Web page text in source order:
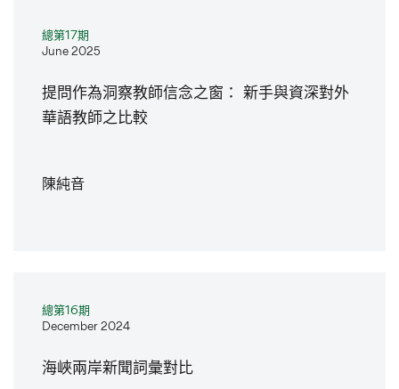
總第17期
June 2025
提問作為洞察教師信念之窗： 新手與資深對外
華語教師之比較
陳純音
總第16期
December 2024
海峽兩岸新聞詞彙對比